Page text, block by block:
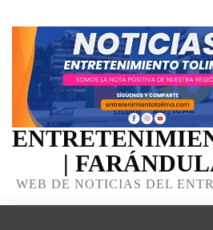
|
WEB DE NOTICIAS DEL